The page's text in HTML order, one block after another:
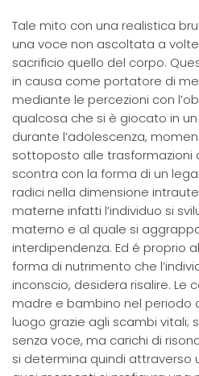
Tale mito con una realistica
una voce non ascoltata a
sacrificio quello del corpo.
in causa come portatore di
mediante le percezioni con
qualcosa che si è giocato in
durante l’adolescenza,
sottoposto alle trasformazioni
scontra con la forma di un
radici nella dimensione
materne infatti l’individuo si
materno e al quale si
interdipendenza. Ed é proprio
forma di nutrimento che
inconscio, desidera risalire. Le
madre e bambino nel periodo
luogo grazie agli scambi vitali;
senza voce, ma carichi di
si determina quindi attraverso